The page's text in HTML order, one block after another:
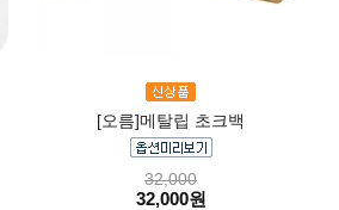
[오름]메탈립 초크백
32,000
32,000원